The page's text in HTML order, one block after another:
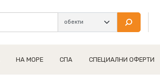
НА МОРЕ СПА СПЕЦИАЛНИ ОФЕРТИ